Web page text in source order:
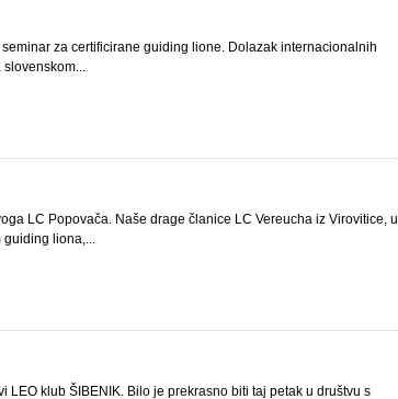
za certificirane guiding lione. Dolazak internacionalnih
slovenskom...
LC Popovača. Naše drage članice LC Vereucha iz Virovitice, u
guiding liona,...
klub ŠIBENIK. Bilo je prekrasno biti taj petak u društvu s